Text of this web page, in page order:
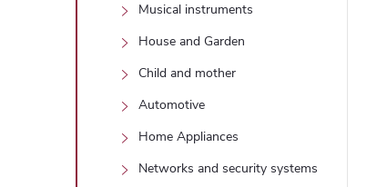
Musical instruments
House and Garden
Child and mother
Automotive
Home Appliances
Networks and security systems